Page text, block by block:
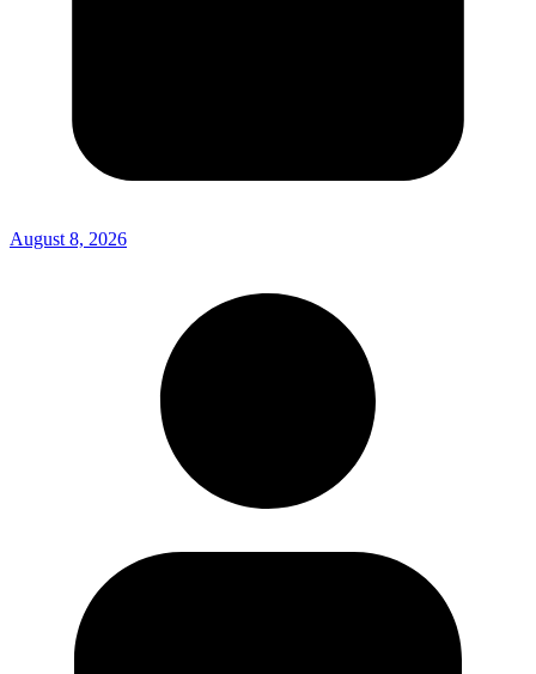
August 8, 2026